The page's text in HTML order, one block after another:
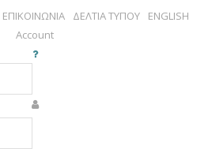
ΕΠΙΚΟΙΝΩΝΙΑ ΔΕΛΤΙΑ ΤΥΠΟΥ
ENGLISH
Account